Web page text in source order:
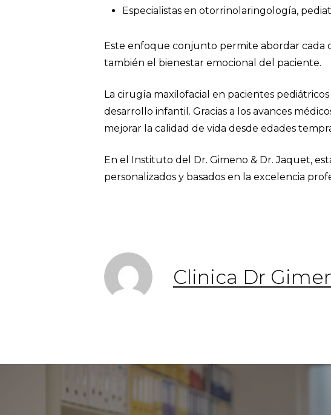
Especialistas en otorrinolaringología,
Este enfoque conjunto permite abordar cada
también el bienestar emocional del paciente.
La cirugía maxilofacial en pacientes
desarrollo infantil. Gracias a los avances
mejorar la calidad de vida desde edades
En el Instituto del Dr. Gimeno & Dr. Jaquet,
personalizados y basados en la excelencia
Clinica Dr